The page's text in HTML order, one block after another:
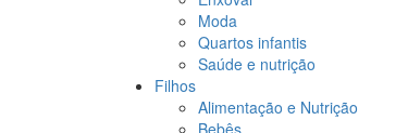
Moda
Quartos infantis
Saúde e nutrição
Filhos
Alimentação e Nutrição
Bebês